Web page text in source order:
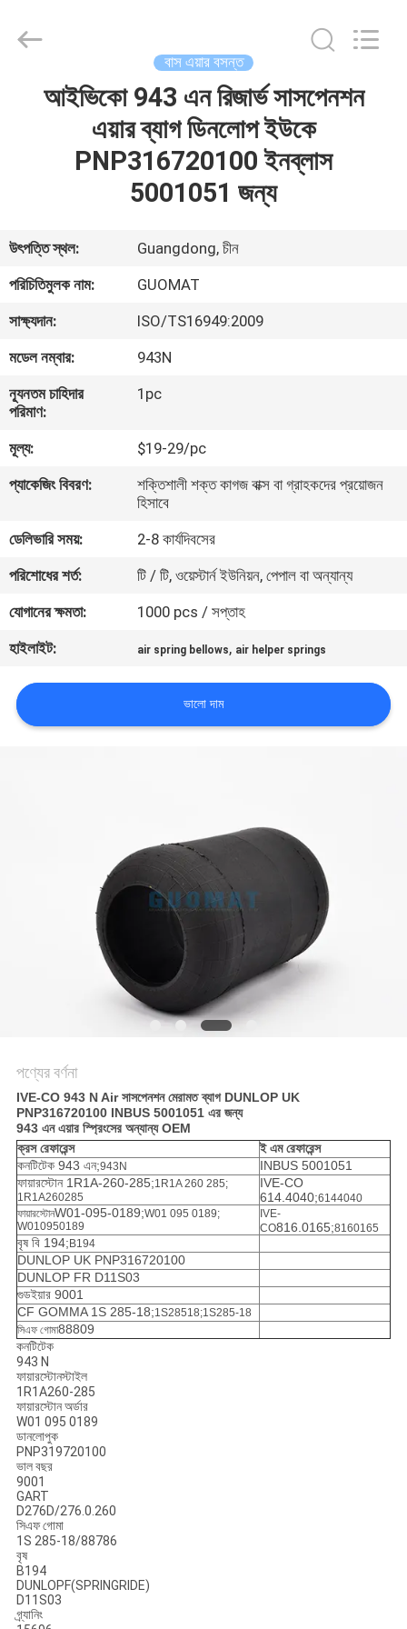
সম্পর্কে
ভ্রমণ
মান
যোগাযোগ
উদ্ধৃতির
জন্য
আবেদন
সাইট
ম্যাপ
বাস এয়ার বসন্ত
আইভিকো 943 এন রিজার্ভ সাসপেনশন
এয়ার ব্যাগ ডিনলোপ ইউকে
PNP316720100 ইনব্লাস
5001051 জন্য
উৎপত্তি স্থল:
Guangdong, চীন
পরিচিতিমুলক নাম:
GUOMAT
সাক্ষ্যদান:
ISO/TS16949:2009
মডেল নম্বার:
943N
ন্যূনতম চাহিদার
পরিমাণ:
1pc
মূল্য:
$19-29/pc
প্যাকেজিং বিবরণ:
শক্তিশালী শক্ত কাগজ বাক্স বা গ্রাহকদের প্রয়োজন
হিসাবে
ডেলিভারি সময়:
2-8 কার্যদিবসের
পরিশোধের শর্ত:
টি / টি, ওয়েস্টার্ন ইউনিয়ন, পেপাল বা অন্যান্য
যোগানের ক্ষমতা:
1000 pcs / সপ্তাহ
হাইলাইট:
air spring bellows, air helper springs
ভালো দাম
পণ্যের বর্ণনা
IVE-CO 943 N Air সাসপেনশন মেরামত ব্যাগ DUNLOP UK
PNP316720100 INBUS 5001051 এর জন্য
943 এন এয়ার স্প্রিংসের অন্যান্য OEM
ক্রস রেফারেন্স
ই এম রেফারেন্স
কনটিটেক 943 এন;943N
INBUS 5001051
ফায়ারস্টোন 1R1A-260-285;1R1A 260 285;
1R1A260285
IVE-CO
614.4040;6144040
ফায়ারস্টোনW01-095-0189;W01 095 0189;
W010950189
IVE-
CO816.0165;8160165
বৃষ বি 194; B194
DUNLOP UK PNP316720100
DUNLOP FR D11S03
গুডইয়ার 9001
CF GOMMA 1S 285-18;1S28518;1S285-18
সিএফ গোমা88809
কনটিটেক
943 N
ফায়ারস্টোনস্টাইল
1R1A260-285
ফায়ারস্টোন অর্ডার
W01 095 0189
ডানলোপুক
PNP319720100
ভাল বছর
9001
GART
D276D/276.0.260
সিএফ গোমা
1S 285-18/88786
বৃষ
B194
DUNLOPF(SPRINGRIDE)
D11S03
গ্র্যানিং